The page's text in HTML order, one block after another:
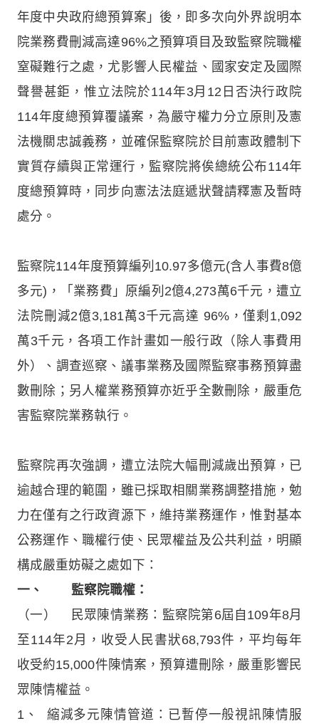
年度中央政府總預算案」後，即多次向外界說明本
院業務費刪減高達96%之預算項目及致監察院職權
窒礙難行之處，尤影響人民權益、國家安定及國際
聲譽甚鉅，惟立法院於114年3月12日否決行政院
114年度總預算覆議案，為嚴守權力分立原則及憲
法機關忠誠義務，並確保監察院於目前憲政體制下
實質存續與正常運行，監察院將俟總統公布114年
度總預算時，同步向憲法法庭遞狀聲請釋憲及暫時
處分。
監察院114年度預算編列10.97多億元(含人事費8億
多元)，「業務費」原編列2億4,273萬6千元，遭立
法院刪減2億3,181萬3千元高達 96%，僅剩1,092
萬3千元，各項工作計畫如一般行政（除人事費用
外）、調查巡察、議事業務及國際監察事務預算盡
數刪除；另人權業務預算亦近乎全數刪除，嚴重危
害監察院業務執行。
監察院再次強調，遭立法院大幅刪減歲出預算，已
逾越合理的範圍，雖已採取相關業務調整措施，勉
力在僅有之行政資源下，維持業務運作，惟對基本
公務運作、職權行使、民眾權益及公共利益，明顯
構成嚴重妨礙之處如下：
一、 監察院職權：
（一） 民眾陳情業務：監察院第6屆自109年8月
至114年2月，收受人民書狀68,793件，平均每年
收受約15,000件陳情案，預算遭刪除，嚴重影響民
眾陳情權益。
1、 縮減多元陳情管道：已暫停一般視訊陳情服